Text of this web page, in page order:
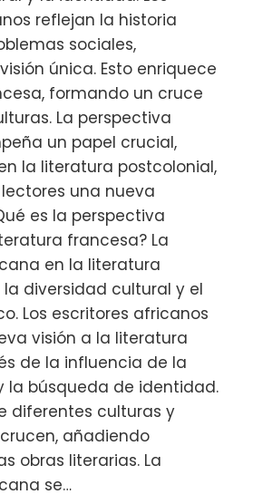
reflejan la historia
sociales,
única. Esto enriquece
formando un cruce
La perspectiva
un papel crucial,
la literatura postcolonial,
una nueva
es la perspectiva
francesa? La
en la literatura
diversidad cultural y el
Los escritores africanos
visión a la literatura
de la influencia de la
la búsqueda de identidad.
diferentes culturas y
añadiendo
obras literarias. La
se…